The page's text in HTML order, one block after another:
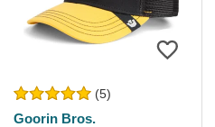
(5)
Goorin Bros.